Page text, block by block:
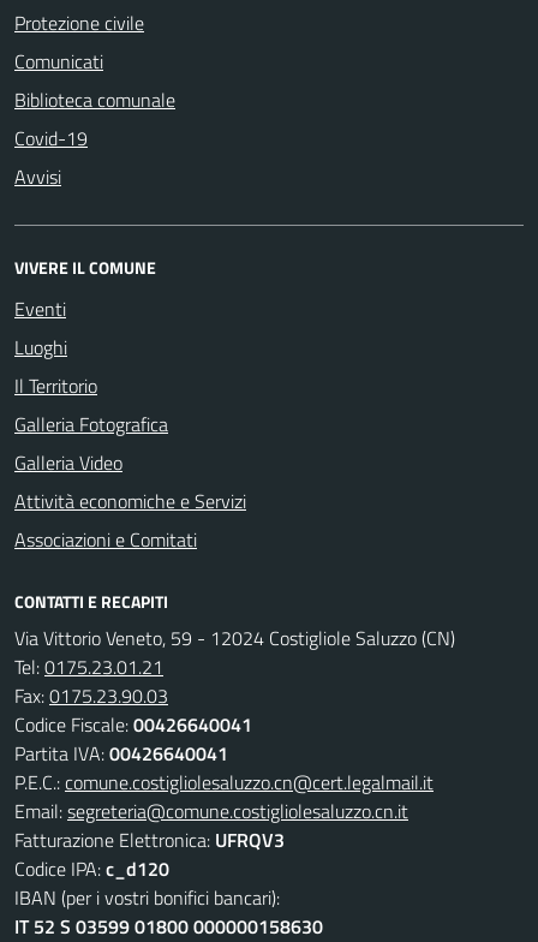
Protezione civile
Comunicati
Biblioteca comunale
Covid-19
Avvisi
VIVERE IL COMUNE
Eventi
Luoghi
Il Territorio
Galleria Fotografica
Galleria Video
Attività economiche e Servizi
Associazioni e Comitati
CONTATTI E RECAPITI
Via Vittorio Veneto, 59 - 12024 Costigliole Saluzzo (CN)
Tel:0175.23.01.21
Fax:0175.23.90.03
Codice Fiscale:00426640041
Partita IVA:00426640041
P.E.C.:comune.costigliolesaluzzo.cn@cert.legalmail.it
Email:segreteria@comune.costigliolesaluzzo.cn.it
Fatturazione Elettronica: UFRQV3
Codice IPA:c_d120
IBAN (per i vostri bonifici bancari):
IT 52 S 03599 01800 000000158630